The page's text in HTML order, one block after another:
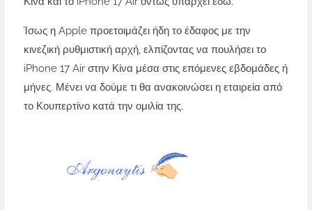
Ίσως η Apple προετοιμάζει ήδη το έδαφος με την
κινεζική ρυθμιστική αρχή, ελπίζοντας να πουλήσει το
iPhone 17 Air στην Κίνα μέσα στις επόμενες εβδομάδες ή
μήνες. Μένει να δούμε τι θα ανακοινώσει η εταιρεία από
το Κουπερτίνο κατά την ομιλία της.